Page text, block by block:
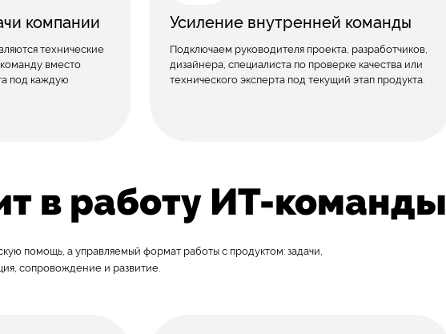
компании
технические
вместо
под каждую
Усиление внутренней команды
Подключаем руководителя проекта, разработчиков,
дизайнера, специалиста по проверке качества или
технического эксперта под текущий этап продукта.
в работу ИТ-команды
помощь, а управляемый формат работы с продуктом: задачи,
сопровождение и развитие.